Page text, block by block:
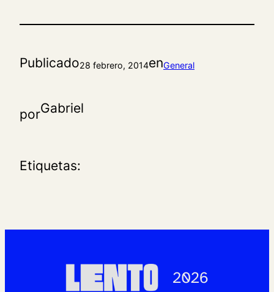
Publicado28 febrero, 2014enGeneral
porGabriel
Etiquetas: